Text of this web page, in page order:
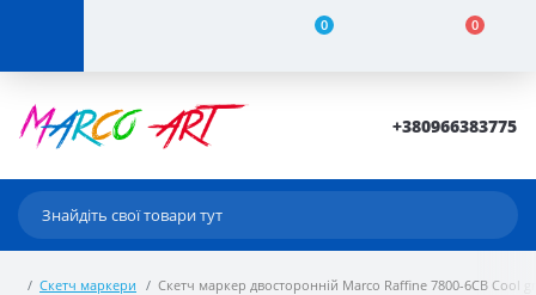
0 0
+380966383775
Скетч маркери Скетч маркер двосторонній Marco Raffine 7800-6CB Cool